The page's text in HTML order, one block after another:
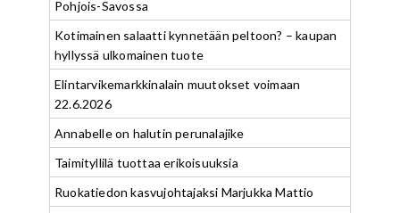
Pohjois-Savossa
Kotimainen salaatti kynnetään peltoon? – kaupan
hyllyssä ulkomainen tuote
Elintarvikemarkkinalain muutokset voimaan
22.6.2026
Annabelle on halutin perunalajike
Taimityllilä tuottaa erikoisuuksia
Ruokatiedon kasvujohtajaksi Marjukka Mattio